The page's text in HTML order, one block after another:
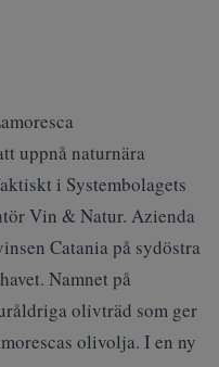
uppnå naturnära
i Systembolagets
Vin & Natur. Azienda
Catania på sydöstra
Namnet på
olivträd som ger
olivolja. I en ny